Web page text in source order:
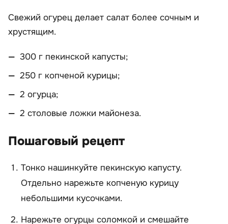
Свежий огурец делает салат более сочным и
хрустящим.
300 г пекинской капусты;
250 г копченой курицы;
2 огурца;
2 столовые ложки майонеза.
Пошаговый рецепт
Тонко нашинкуйте пекинскую капусту.
Отдельно нарежьте копченую курицу
небольшими кусочками.
Нарежьте огурцы соломкой и смешайте